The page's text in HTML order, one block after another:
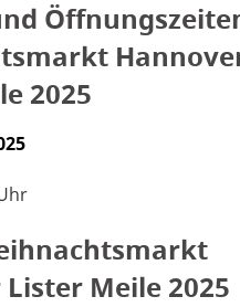
2025
Meile 2025